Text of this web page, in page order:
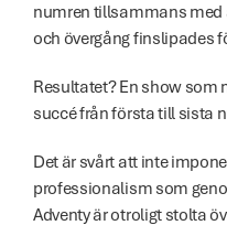
numren tillsammans med
och övergång finslipades
Resultatet? En show som
succé från första till sista
Det är svårt att inte
professionalism som
Adventy är otroligt stolta